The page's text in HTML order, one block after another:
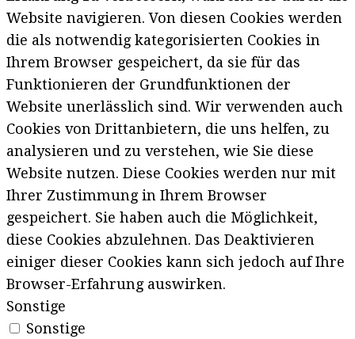
Website navigieren. Von diesen Cookies werden
die als notwendig kategorisierten Cookies in
Ihrem Browser gespeichert, da sie für das
Funktionieren der Grundfunktionen der
Website unerlässlich sind. Wir verwenden auch
Cookies von Drittanbietern, die uns helfen, zu
analysieren und zu verstehen, wie Sie diese
Website nutzen. Diese Cookies werden nur mit
Ihrer Zustimmung in Ihrem Browser
gespeichert. Sie haben auch die Möglichkeit,
diese Cookies abzulehnen. Das Deaktivieren
einiger dieser Cookies kann sich jedoch auf Ihre
Browser-Erfahrung auswirken.
Sonstige
Sonstige